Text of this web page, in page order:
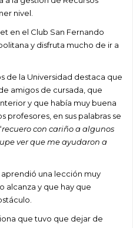
nivel.
en el Club San Fernando
y disfruta mucho de ir a
de la Universidad destaca que
amigos de cursada, que
y que había muy buena
profesores, en sus palabras se
recuero con cariño a algunos
ver que me ayudaron a
una lección muy
alcanza y que hay que
que tuvo que dejar de